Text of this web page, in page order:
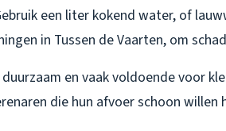
een liter kokend water, of
in Tussen de Vaarten, om
en vaak voldoende voor
die hun afvoer schoon willen